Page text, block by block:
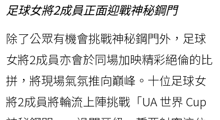
足球女將2成員正面迎戰神秘鋼門
除了公眾有機會挑戰神秘鋼門外，足球
女將2成員亦會於同場加映精彩絕倫的比
拼，將現場氣氛推向巔峰。十位足球女
將2成員將輪流上陣挑戰「UA 世界 Cup